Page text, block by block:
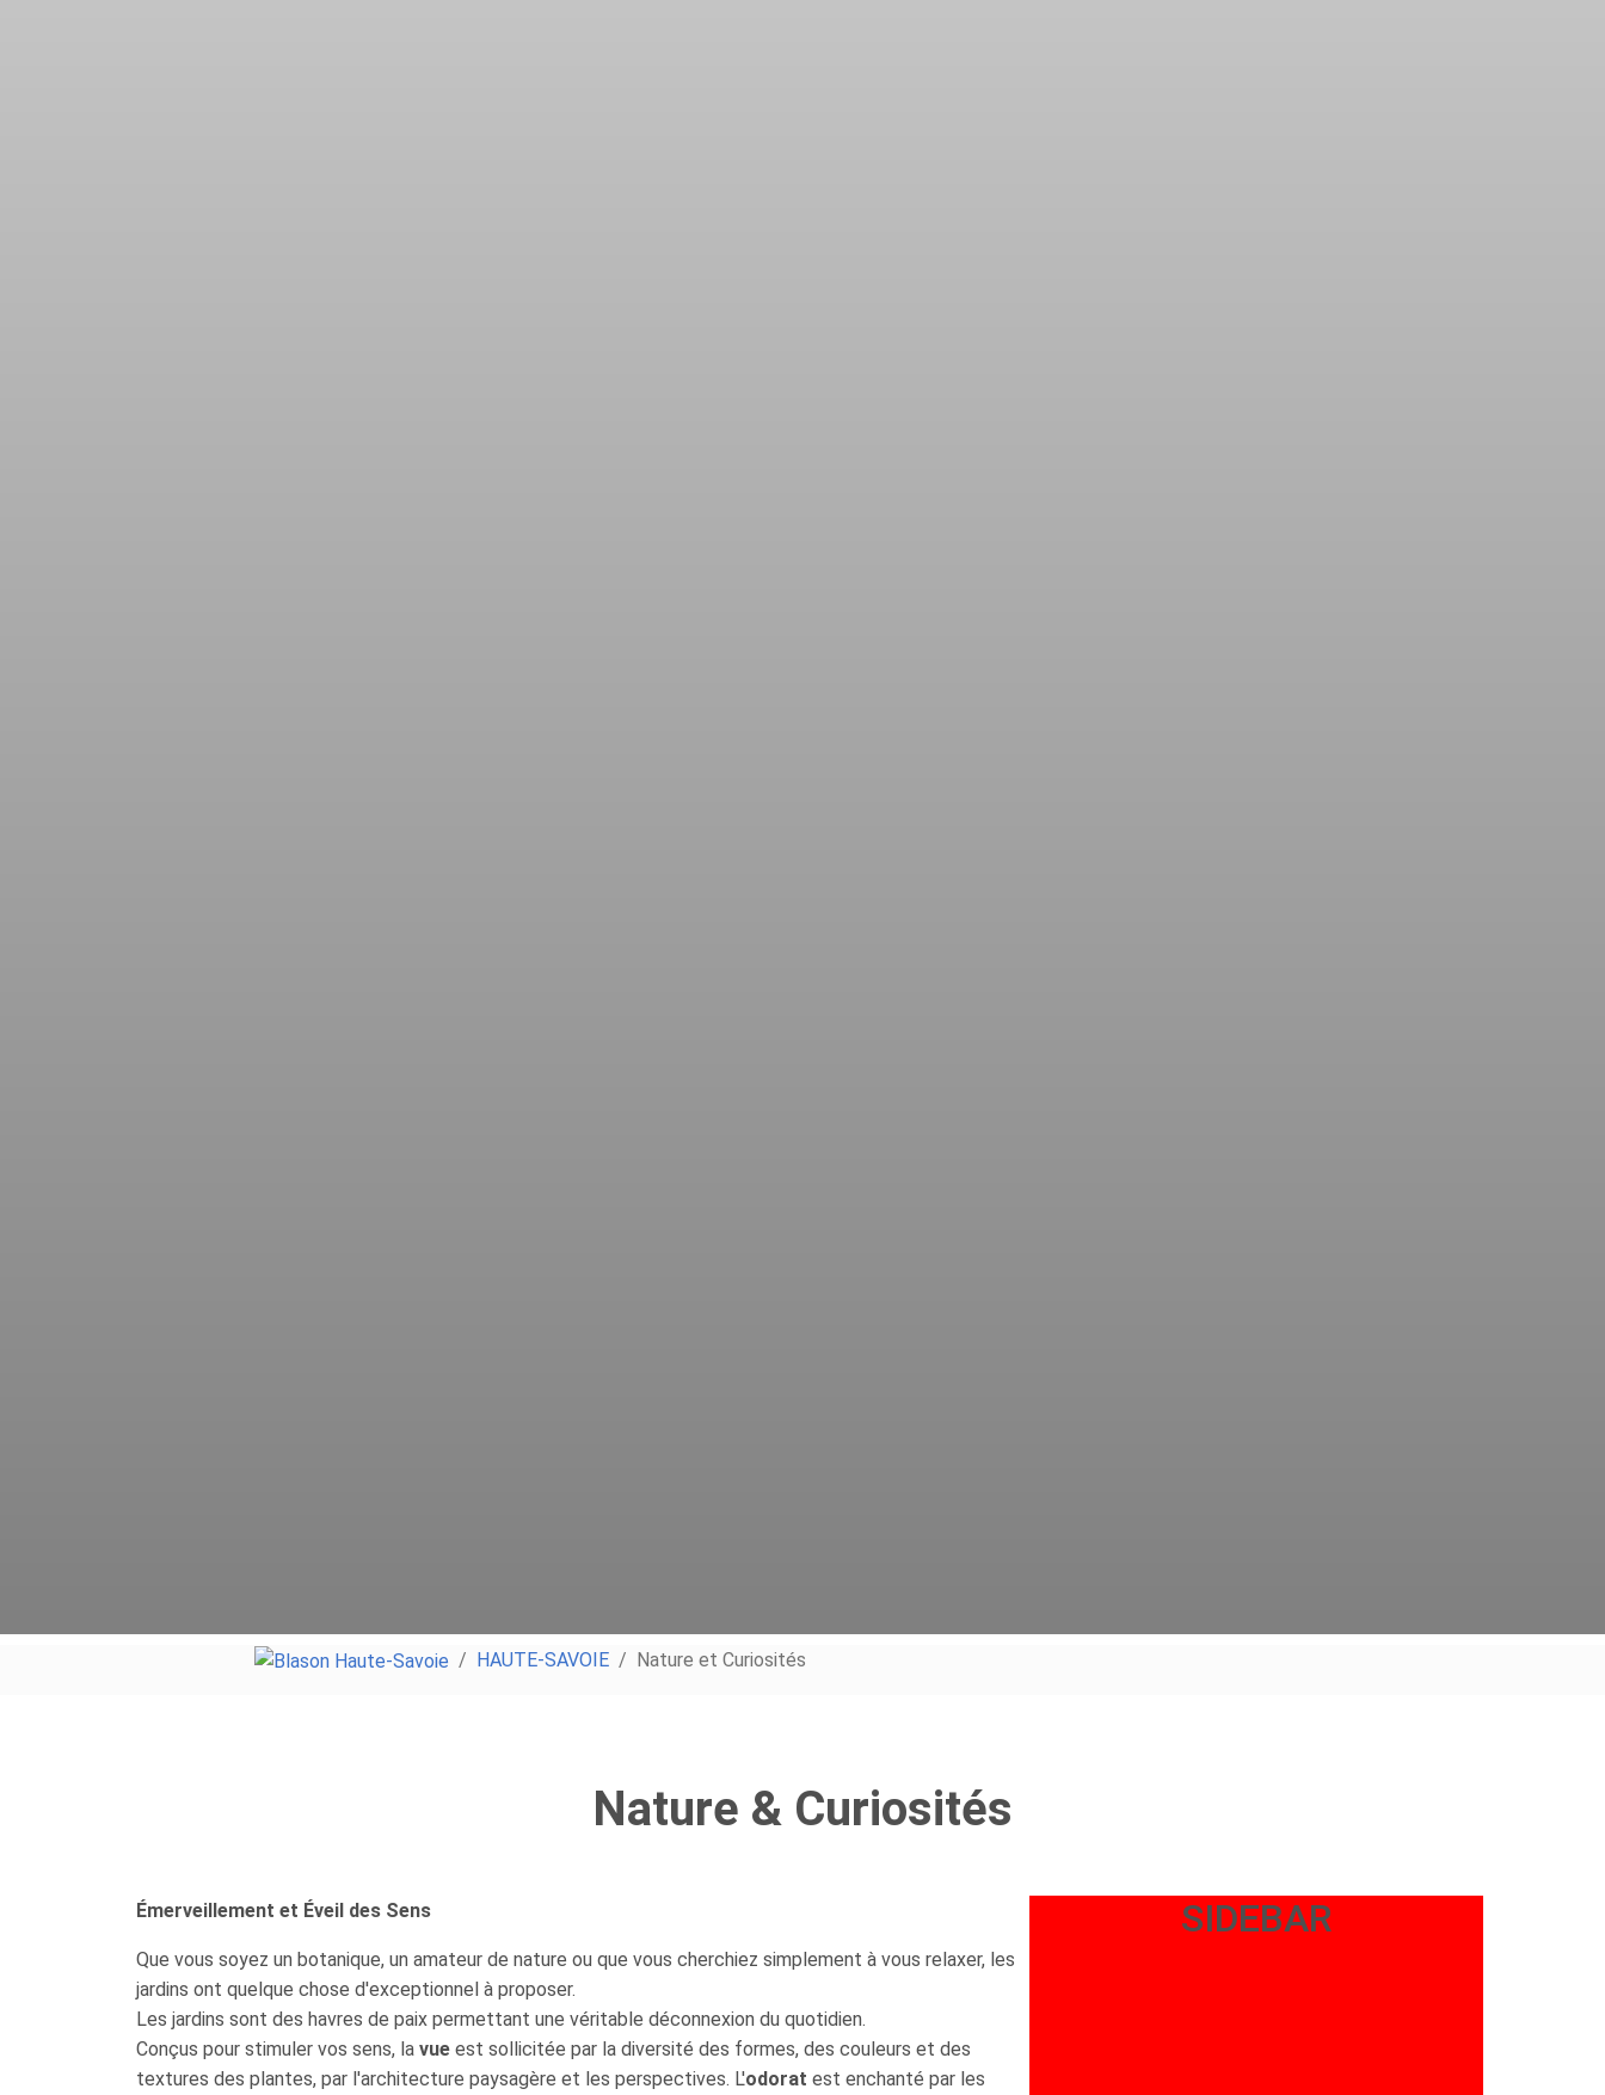
HAUTE-SAVOIE Nature et Curiosités
Nature & Curiosités
Émerveillement et Éveil des Sens
Que vous soyez un botanique, un amateur de nature ou que vous cherchiez simplement à vous relaxer, les
jardins ont quelque chose d'exceptionnel à proposer.
Les jardins sont des havres de paix permettant une véritable déconnexion du quotidien.
Conçus pour stimuler vos sens, la vue est sollicitée par la diversité des formes, des couleurs et des
textures des plantes, par l'architecture paysagère et les perspectives. L'odorat est enchanté par les
SIDEBAR